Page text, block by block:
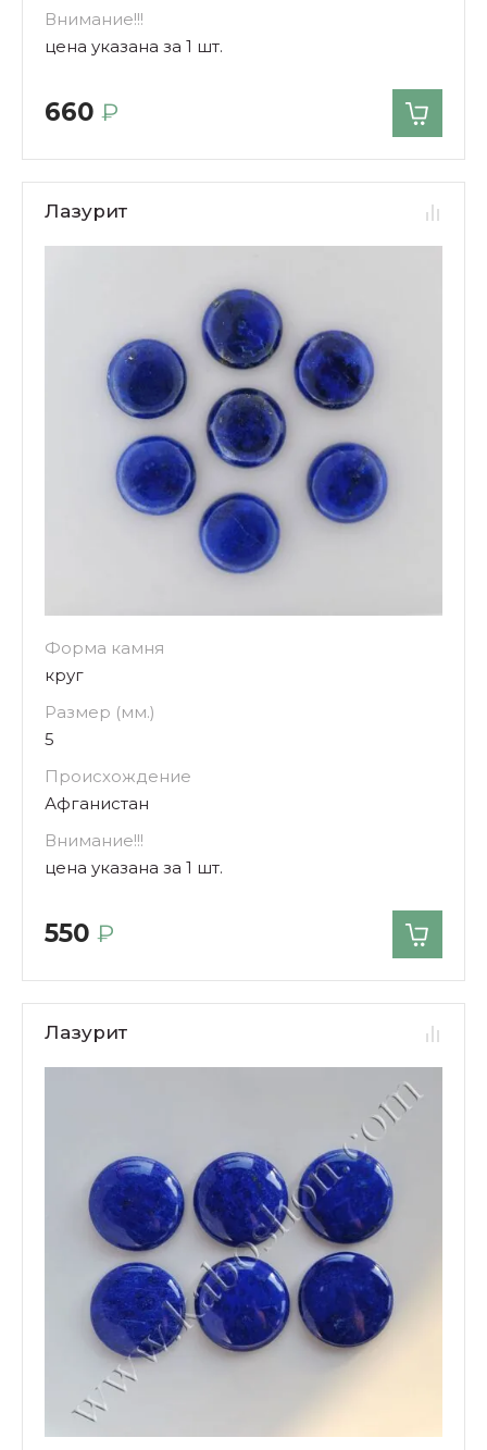
Внимание!!!
цена указана за 1 шт.
660 ₽
Лазурит
Форма камня
круг
Размер (мм.)
5
Происхождение
Афганистан
Внимание!!!
цена указана за 1 шт.
550 ₽
Лазурит